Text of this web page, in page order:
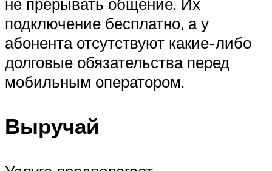
подключение бесплатно, а у
абонента отсутствуют какие-либо
долговые обязательства перед
мобильным оператором.
Выручай